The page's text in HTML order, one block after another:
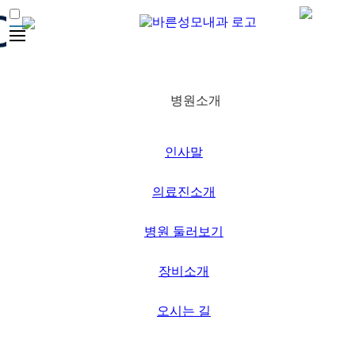
English
로그인
병원소개
인사말
의료진소개
병원 둘러보기
장비소개
오시는 길